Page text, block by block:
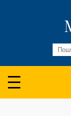
Всі новини
Огляди та